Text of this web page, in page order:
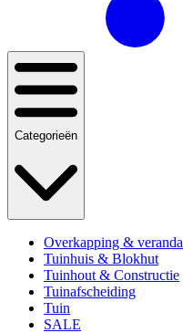
Categorieën
Overkapping & veranda
Tuinhuis & Blokhut
Tuinhout & Constructie
Tuinafscheiding
Tuin
SALE